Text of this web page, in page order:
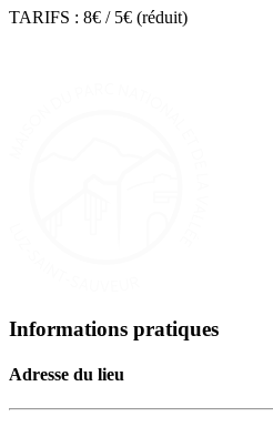
TARIFS : 8€ / 5€ (réduit)
Informations pratiques
Adresse du lieu